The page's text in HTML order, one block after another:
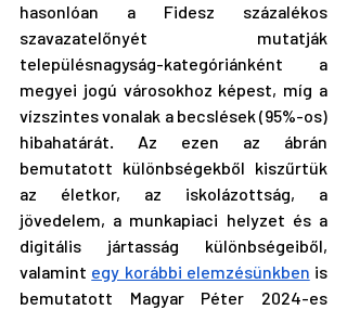
hasonlóan a Fidesz százalékos
szavazatelőnyét mutatják
településnagyság-kategóriánként a
megyei jogú városokhoz képest, míg a
vízszintes vonalak a becslések (95%-os)
hibahatárát. Az ezen az ábrán
bemutatott különbségekből kiszűrtük
az életkor, az iskolázottság, a
jövedelem, a munkapiaci helyzet és a
digitális jártasság különbségeiből,
valamint egy korábbi elemzésünkben is
bemutatott Magyar Péter 2024-es